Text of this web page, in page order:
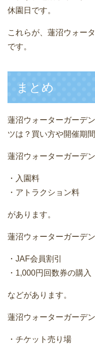
休園日です。
これらが、蓮沼ウォー
です。
まとめ
蓮沼ウォーターガーデ
ツは？買い方や開催期
蓮沼ウォーターガーデ
・入園料
・アトラクション料
があります。
蓮沼ウォーターガーデ
・JAF会員割引
・1,000円回数券の購入
などがあります。
蓮沼ウォーターガーデ
・チケット売り場